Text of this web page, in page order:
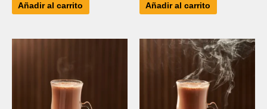
Añadir al carrito Añadir al carrito